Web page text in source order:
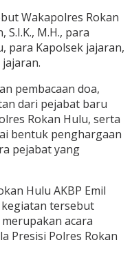
Wakapolres Rokan
M.H., para
para Kapolsek jajaran,
pembacaan doa,
dari pejabat baru
Rokan Hulu, serta
bentuk penghargaan
pejabat yang
Hulu AKBP Emil
kegiatan tersebut
acara
Presisi Polres Rokan